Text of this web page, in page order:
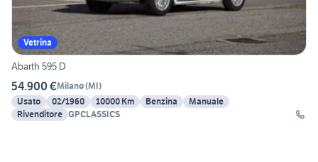
Vetrina
Abarth 595 D
54.900 €Milano(MI)
Usato
02/1960 10000 Km Benzina
Manuale
Rivenditore GPCLASSICS